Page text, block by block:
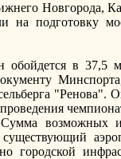
Новгорода,
на подготовку
в 37,5
"Ренова".
возможных
городской